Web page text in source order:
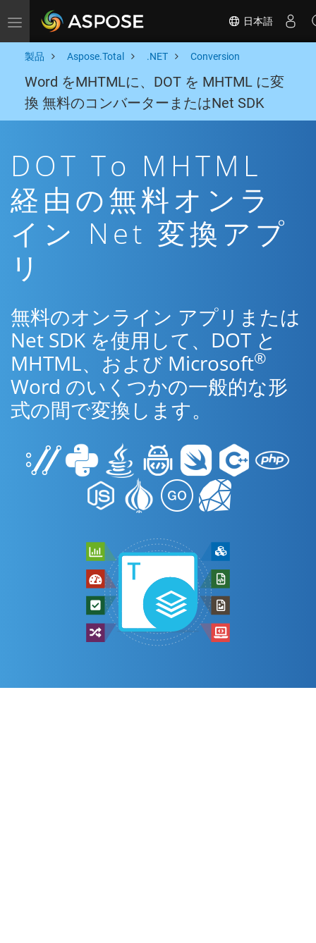
Toggle navigation 日本語
製品 Aspose.Total .NET Conversion
Word をMHTMLに、DOT を MHTML に変
換 無料のコンバーターまたはNet SDK
DOT To MHTML
経由の無料オンラ
イン Net 変換アプ
リ
無料のオンライン アプリまたは
Net SDK を使用して、DOT と
MHTML、および Microsoft®
Word のいくつかの一般的な形
式の間で変換します。